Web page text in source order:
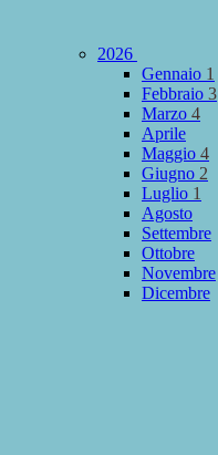
2026
Gennaio 1
Febbraio 3
Marzo 4
Aprile
Maggio 4
Giugno 2
Luglio 1
Agosto
Settembre
Ottobre
Novembre
Dicembre